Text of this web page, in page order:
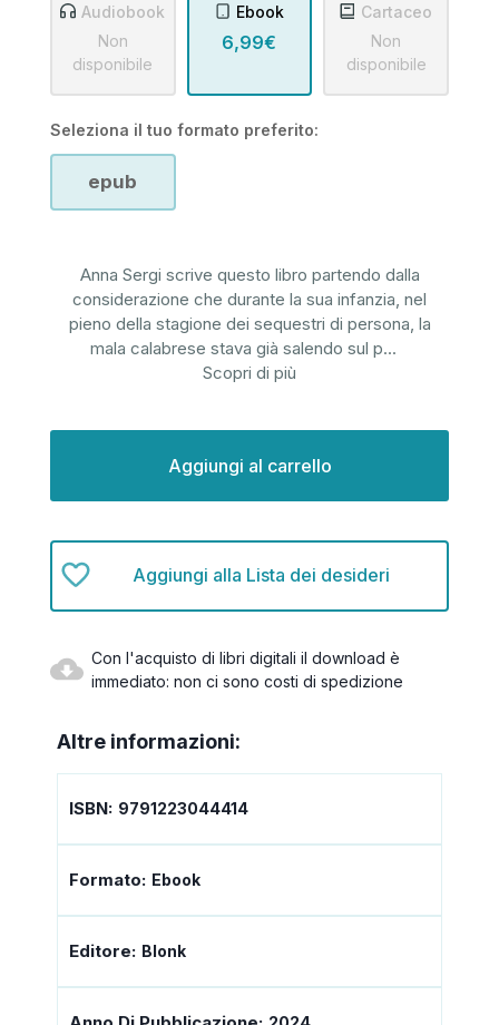
Audiobook
Non
disponibile
Ebook
6,99€
Cartaceo
Non
disponibile
Seleziona il tuo formato preferito:
epub
Anna Sergi scrive questo libro partendo dalla
considerazione che durante la sua infanzia, nel
pieno della stagione dei sequestri di persona, la
mala calabrese stava già salendo sul p...
Scopri di più
Aggiungi alla Lista dei desideri
Con l'acquisto di libri digitali il download è
immediato: non ci sono costi di spedizione
Altre informazioni:
ISBN: 9791223044414
Formato: Ebook
Editore: Blonk